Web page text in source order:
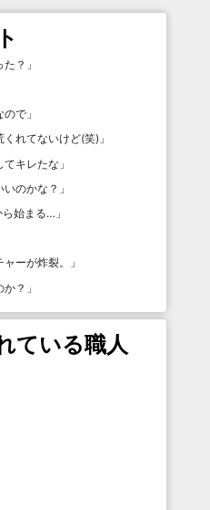
た？ 」
ので 」
れてないけど(笑) 」
てキレたな 」
のかな？ 」
ら始まる… 」
ーが炸裂。
」
か？ 」
ている職人